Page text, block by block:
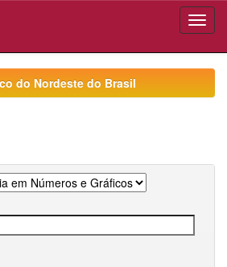
do Nordeste do Brasil